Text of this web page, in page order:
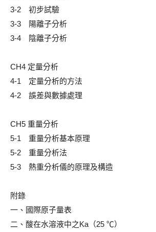
3-2 初步試驗
3-3 陽離子分析
3-4 陰離子分析
CH4 定量分析
4-1 定量分析的方法
4-2 誤差與數據處理
CH5 重量分析
5-1 重量分析基本原理
5-2 重量分析法
5-3 熱重分析儀的原理及構造
附錄
一、國際原子量表
二、酸在水溶液中之Ka（25 ℃）